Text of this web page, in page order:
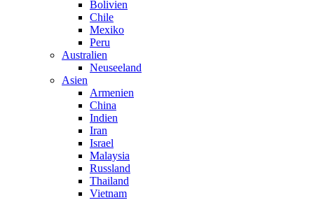
Bolivien
Chile
Mexiko
Peru
Australien
Neuseeland
Asien
Armenien
China
Indien
Iran
Israel
Malaysia
Russland
Thailand
Vietnam